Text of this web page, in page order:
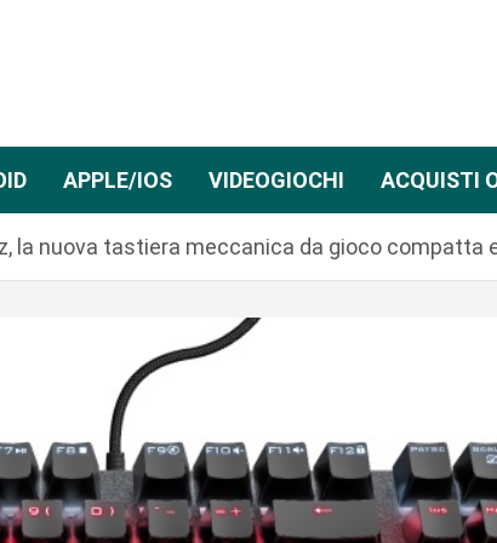
APPLE/IOS VIDEOGIOCHI ACQUISTI
la nuova tastiera meccanica da gioco compatta